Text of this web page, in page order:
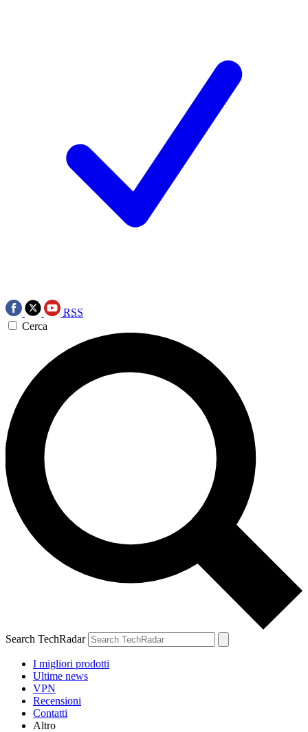
RSS
Cerca
Search TechRadar
I migliori prodotti
Ultime news
VPN
Recensioni
Contatti
Altro